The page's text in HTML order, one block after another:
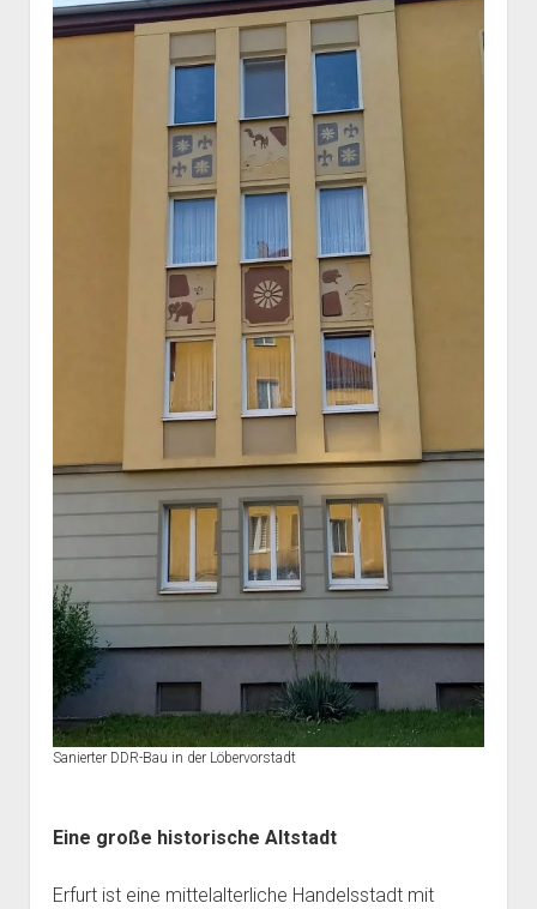
Sanierter DDR-Bau in der Löbervorstadt
Eine große historische Altstadt
Erfurt ist eine mittelalterliche Handelsstadt mit